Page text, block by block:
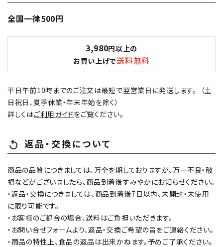
全国一律500円
3,980円以上の
お買い上げで送料無料
平日午前10時までのご注文は最短で翌営業日に発送します。 （土
日祝日、夏季休業・年末年始を除く）
詳しくはご利用ガイドをご覧ください。
replay 返品・交換について
商品の品質につきましては、万全を期しておりますが、万一不良・破
損などがございましたら、商品到着後すみやかにお知らせください。
・返品・交換につきましては、商品到着後7日以内、未開封・未使用
に限り可能です。
・お客様のご都合の場合、送料はご負担いただきます。
・お問い合せフォームより、返品・交換ご希望の旨をご連絡ください。
・商品の特性上、食品の返品は出来かねます。予めご了承ください。